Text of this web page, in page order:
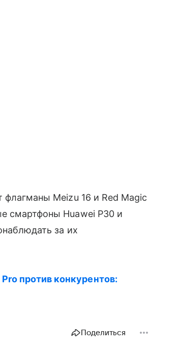
флагманы Meizu 16 и Red Magic
смартфоны Huawei P30 и
за их
против конкурентов:
Поделиться